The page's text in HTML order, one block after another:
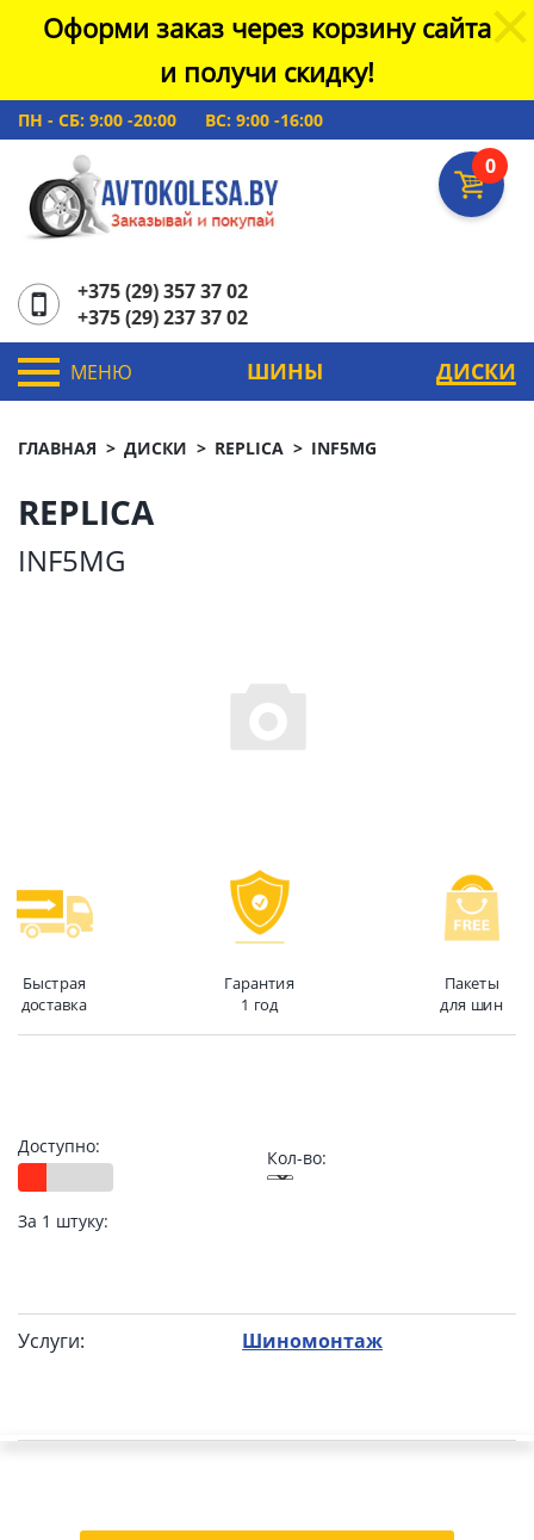
Оформи заказ через корзину сайта
и получи скидку!
ПН - СБ: 9:00 -20:00 ВС: 9:00 -16:00
0
+375 (29) 357 37 02
+375 (29) 237 37 02
МЕНЮ ШИНЫ ДИСКИ
ГЛАВНАЯ ДИСКИ REPLICA INF5MG
REPLICA
INF5MG
Быстрая
доставка
Гарантия
1 год
Пакеты
для шин
Доступно:
Кол-во:
За 1 штуку:
Услуги: Шиномонтаж